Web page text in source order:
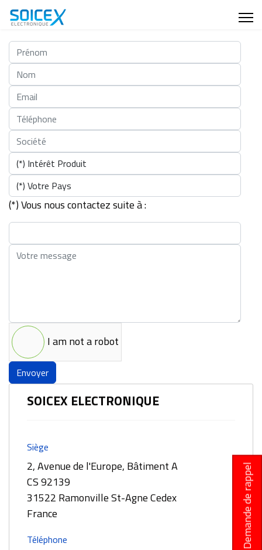
(*) Vous nous contactez suite à :
I am not a robot
Envoyer
SOICEX ELECTRONIQUE
Siège
2, Avenue de l'Europe, Bâtiment A
CS 92139
31522 Ramonville St-Agne Cedex
France
Téléphone Demande de rappel